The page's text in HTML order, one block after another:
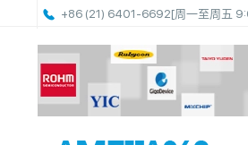
+86 (21) 6401-6692[周一至周五